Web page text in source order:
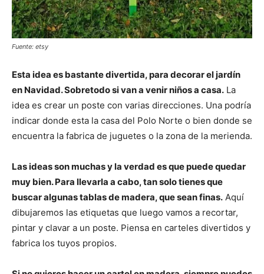
Fuente: etsy
Esta idea es bastante divertida, para decorar el jardín
en Navidad. Sobretodo si van a venir niños a casa. La
idea es crear un poste con varias direcciones. Una podría
indicar donde esta la casa del Polo Norte o bien donde se
encuentra la fabrica de juguetes o la zona de la merienda.
Las ideas son muchas y la verdad es que puede quedar
muy bien. Para llevarla a cabo, tan solo tienes que
buscar algunas tablas de madera, que sean finas. Aquí
dibujaremos las etiquetas que luego vamos a recortar,
pintar y clavar a un poste. Piensa en carteles divertidos y
fabrica los tuyos propios.